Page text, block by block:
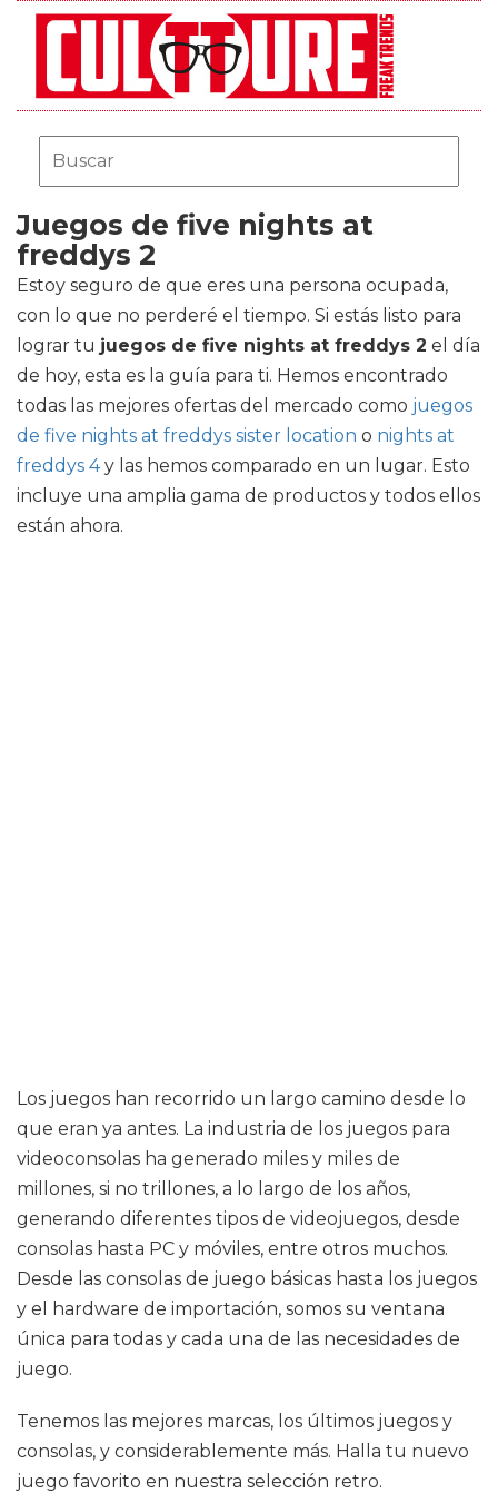
Juegos de five nights at
freddys 2
Estoy seguro de que eres una persona ocupada,
con lo que no perderé el tiempo. Si estás listo para
lograr tu juegos de five nights at freddys 2 el día
de hoy, esta es la guía para ti. Hemos encontrado
todas las mejores ofertas del mercado como juegos
de five nights at freddys sister location o nights at
freddys 4y las hemos comparado en un lugar. Esto
incluye una amplia gama de productos y todos ellos
están ahora.
Los juegos han recorrido un largo camino desde lo
que eran ya antes. La industria de los juegos para
videoconsolas ha generado miles y miles de
millones, si no trillones, a lo largo de los años,
generando diferentes tipos de videojuegos, desde
consolas hasta PC y móviles, entre otros muchos.
Desde las consolas de juego básicas hasta los juegos
y el hardware de importación, somos su ventana
única para todas y cada una de las necesidades de
juego.
Tenemos las mejores marcas, los últimos juegos y
consolas, y considerablemente más. Halla tu nuevo
juego favorito en nuestra selección retro.